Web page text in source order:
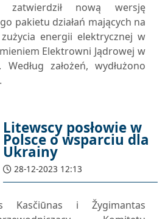
zatwierdził nową wersję
pakietu działań mających na
energii elektrycznej w
Elektrowni Jądrowej w
Według założeń, wydłużono
Litewscy posłowie w
Polsce o wsparciu dla
Ukrainy
28-12-2023 12:13
Kasčiūnas i Žygimantas